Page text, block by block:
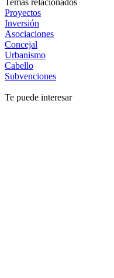
Proyectos
Inversión
Asociaciones
Concejal
Urbanismo
Cabello
Subvenciones
Te puede interesar